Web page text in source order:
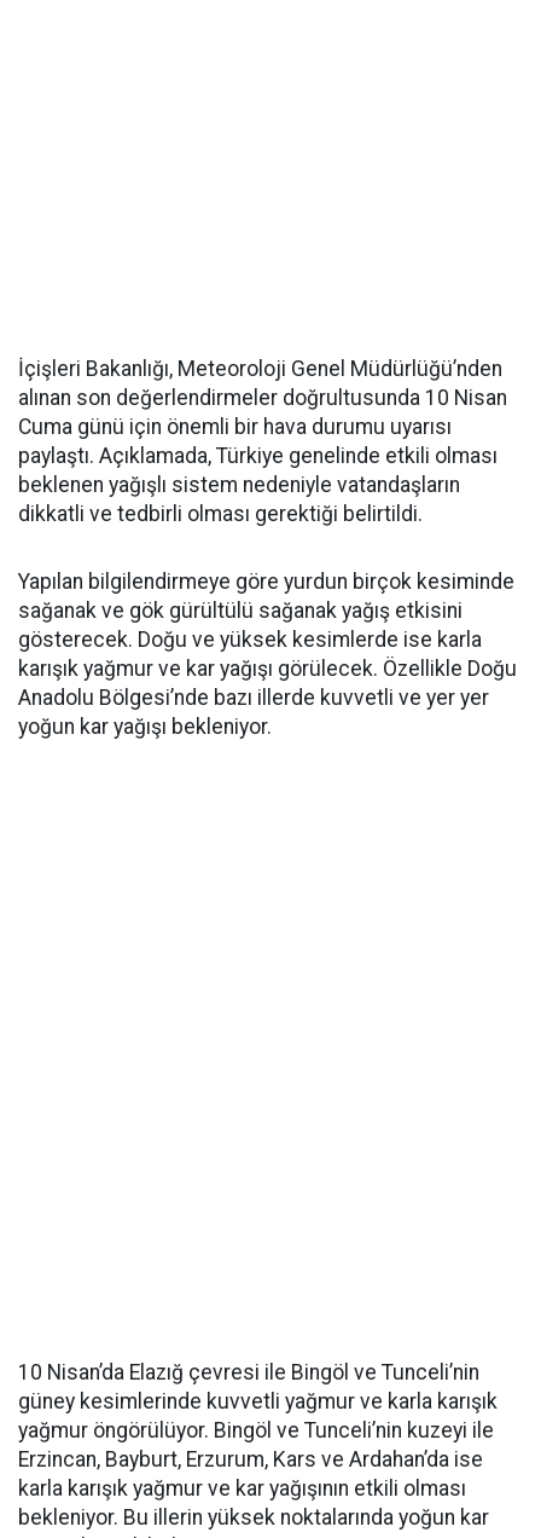
İçişleri Bakanlığı, Meteoroloji Genel Müdürlüğü’nden
alınan son değerlendirmeler doğrultusunda 10 Nisan
Cuma günü için önemli bir hava durumu uyarısı
paylaştı. Açıklamada, Türkiye genelinde etkili olması
beklenen yağışlı sistem nedeniyle vatandaşların
dikkatli ve tedbirli olması gerektiği belirtildi.
Yapılan bilgilendirmeye göre yurdun birçok kesiminde
sağanak ve gök gürültülü sağanak yağış etkisini
gösterecek. Doğu ve yüksek kesimlerde ise karla
karışık yağmur ve kar yağışı görülecek. Özellikle Doğu
Anadolu Bölgesi’nde bazı illerde kuvvetli ve yer yer
yoğun kar yağışı bekleniyor.
10 Nisan’da Elazığ çevresi ile Bingöl ve Tunceli’nin
güney kesimlerinde kuvvetli yağmur ve karla karışık
yağmur öngörülüyor. Bingöl ve Tunceli’nin kuzeyi ile
Erzincan, Bayburt, Erzurum, Kars ve Ardahan’da ise
karla karışık yağmur ve kar yağışının etkili olması
bekleniyor. Bu illerin yüksek noktalarında yoğun kar